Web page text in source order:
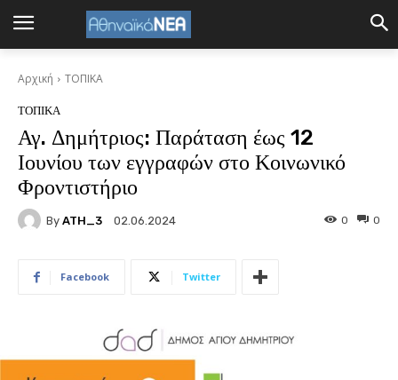
Αρχική ΤΟΠΙΚΑ
ΤΟΠΙΚΑ
Αγ. Δημήτριος: Παράταση έως 12
Ιουνίου των εγγραφών στο Κοινωνικό
Φροντιστήριο
By ATH_3 02.06.2024 0
0
Facebook Twitter